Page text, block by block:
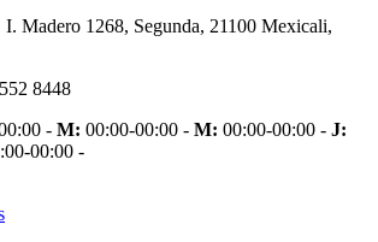
I. Madero 1268, Segunda, 21100 Mexicali,
8448
- M: 00:00-00:00 - M: 00:00-00:00 - J:
00:00 -